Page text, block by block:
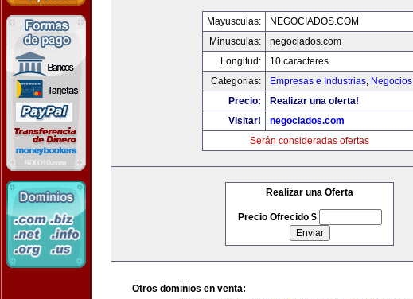
Mayusculas:
NEGOCIADOS.COM
Minusculas:
negociados.com
Longitud:
10 caracteres
Categorias:
Empresas e Industrias, Negocios
Precio:
Realizar una oferta!
Visitar!
negociados.com
Serán consideradas ofertas
Realizar una Oferta
Precio Ofrecido $
Otros dominios en venta: